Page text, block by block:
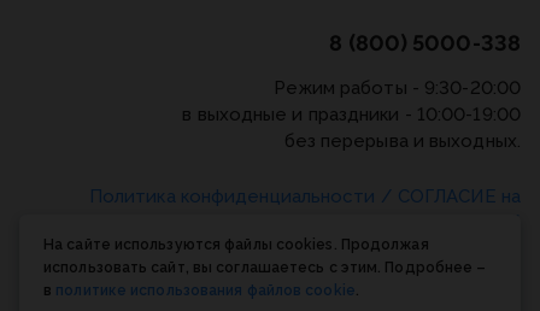
8 (800) 5000-338
Режим работы - 9:30-20:00
в выходные и праздники - 10:00-19:00
без перерыва и выходных.
Политика конфиденциальности / СОГЛАСИЕ на
использовании cookie-файлов
На сайте используются файлы cookies. Продолжая
использовать сайт, вы соглашаетесь с этим. Подробнее –
в политике использования файлов cookie.